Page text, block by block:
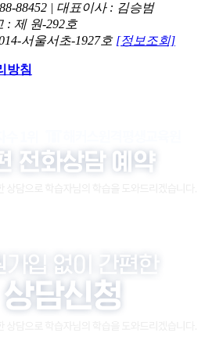
88452 | 대표이사 : 김승범
: 제 원-292호
서울서초-1927호 [정보조회]
방침